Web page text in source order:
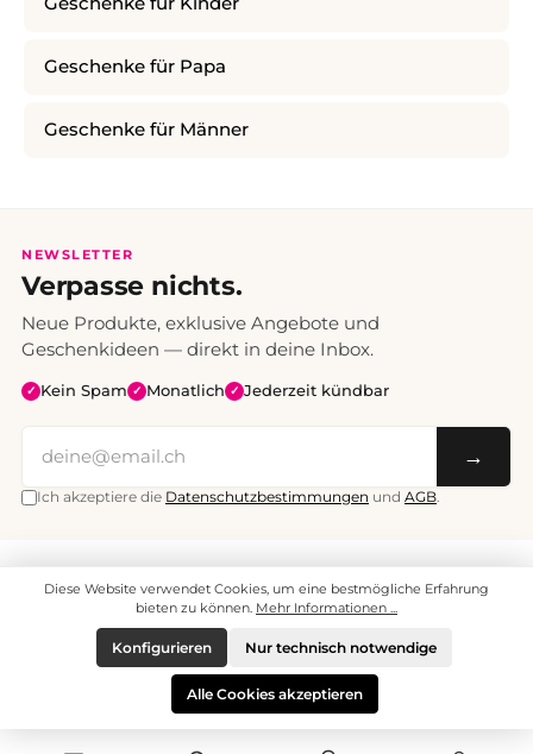
Geschenke für Papa
Geschenke für Männer
NEWSLETTER
Verpasse nichts.
Neue Produkte, exklusive Angebote und
Geschenkideen — direkt in deine Inbox.
✓ Kein Spam ✓ Monatlich ✓ Jederzeit kündbar
→
Ich akzeptiere die Datenschutzbestimmungen und AGB.
versandkostenfrei.
© 2008 - 2026 enjoymedia.ch - Alle Rechte vorbehalten.
Diese Website verwendet Cookies, um eine bestmögliche Erfahrung
bieten zu können. Mehr Informationen ...
Nur technisch notwendige
Konfigurieren
Alle Cookies akzeptieren